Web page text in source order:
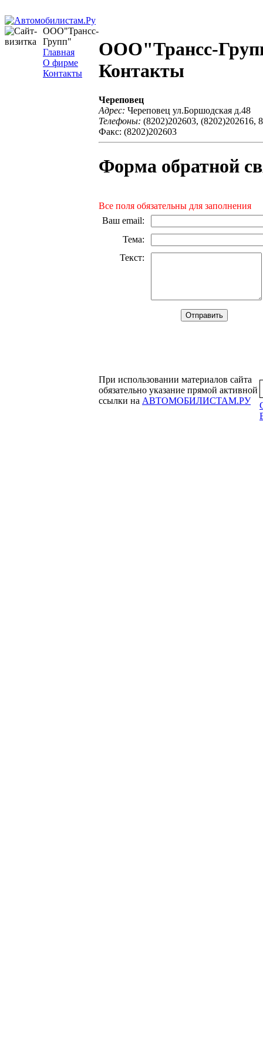
ООО"Трансс-
Групп"
Главная
О фирме
Контакты
ООО"Трансс-
Контакты
Череповец
Адрес: Череповец ул.Боршодская д.48
Телефоны: (8202)202603, (8202)202616,
Факс: (8202)202603
Форма обратной
Все поля обязательны для заполнения
Ваш email:
Тема:
Текст:
При использовании материалов сайта
обязательно указание прямой активной
ссылки на АВТОМОБИЛИСТАМ.РУ